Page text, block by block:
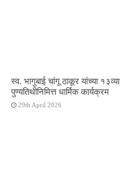
स्व. भागुबाई चांगू ठाकूर यांच्या १३व्या
पुण्यतिथीनिमित्त धार्मिक कार्यक्रम
29th April 2026